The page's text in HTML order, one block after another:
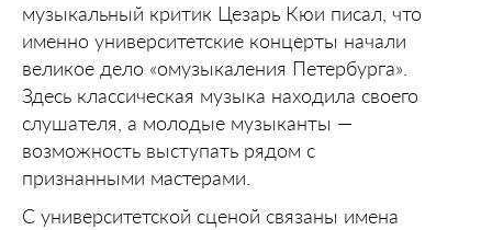
музыкальный критик Цезарь Кюи писал, что
именно университетские концерты начали
великое дело «омузыкаления Петербурга».
Здесь классическая музыка находила своего
слушателя, а молодые музыканты —
возможность выступать рядом с
признанными мастерами.
С университетской сценой связаны имена